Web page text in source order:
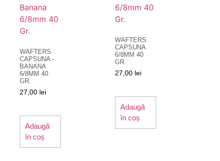
WAFTERS
CAPSUNA -
BANANA
6/8MM 40
GR.
27,00 lei
Adaugă
în coș
WAFTERS
CAPSUNA
6/8MM 40
GR.
27,00 lei
Adaugă
în coș